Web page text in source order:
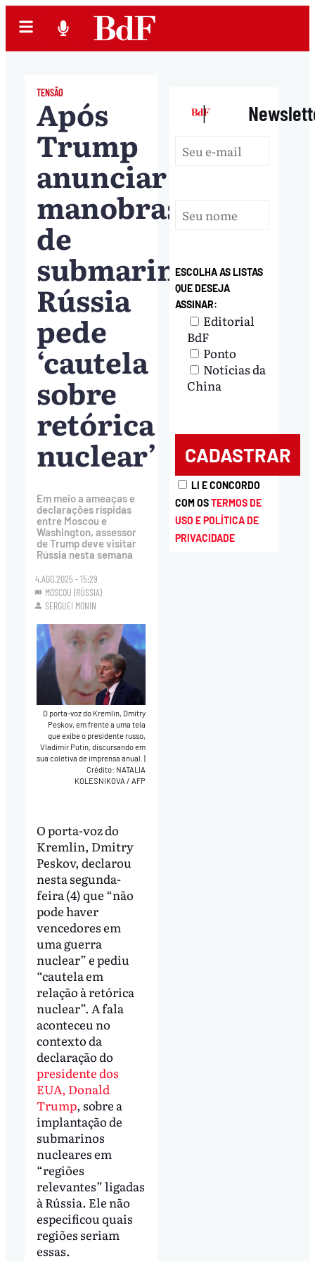
TENSÃO
Após
Trump
anunciar
manobras
de
submarinos,
Rússia
pede
‘cautela
sobre
retórica
nuclear’
Em meio a ameaças e
declarações ríspidas
entre Moscou e
Washington, assessor
de Trump deve visitar
Rússia nesta semana
4.AGO.2025 - 15:29
MOSCOU (RÚSSIA)
SERGUEI MONIN
O porta-voz do Kremlin, Dmitry
Peskov, em frente a uma tela
que exibe o presidente russo,
Vladimir Putin, discursando em
sua coletiva de imprensa anual.|
Crédito: NATALIA
KOLESNIKOVA / AFP
O porta-voz do
Kremlin, Dmitry
Peskov, declarou
nesta segunda-
feira (4) que “não
pode haver
vencedores em
uma guerra
nuclear” e pediu
“cautela em
relação à retórica
nuclear”. A fala
aconteceu no
contexto da
declaração do
presidente dos
EUA, Donald
Trump, sobre a
implantação de
submarinos
nucleares em
“regiões
relevantes” ligadas
à Rússia. Ele não
especificou quais
regiões seriam
essas.
|
ESCOLHA AS LISTAS
QUE DESEJA
ASSINAR:
Editorial
BdF
Ponto
Notícias da
China
LI E CONCORDO
COM OSTERMOS DE
USO E POLÍTICA DE
PRIVACIDADE